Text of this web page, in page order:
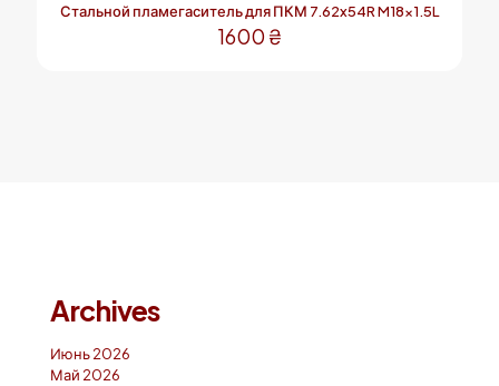
Стальной пламегаситель для ПКМ 7.62x54R M18x1.5L
1600 ₴
Archives
Июнь 2026
Май 2026